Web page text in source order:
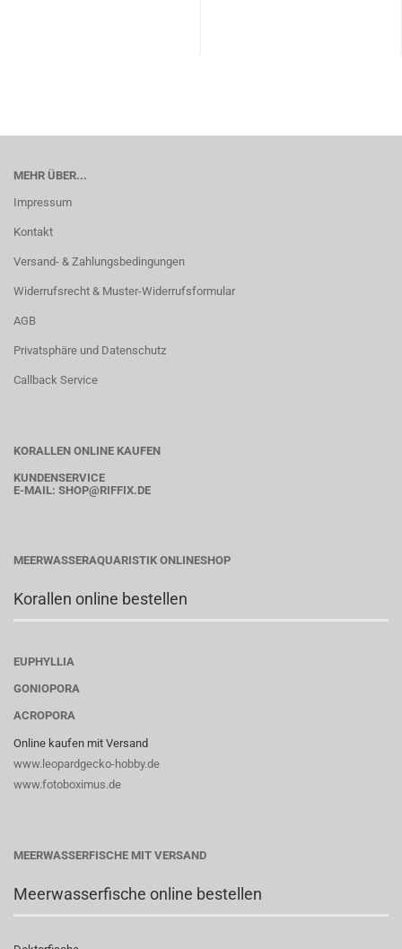
MEHR ÜBER...
Impressum
Kontakt
Versand- & Zahlungsbedingungen
Widerrufsrecht & Muster-Widerrufsformular
AGB
Privatsphäre und Datenschutz
Callback Service
KORALLEN ONLINE KAUFEN
KUNDENSERVICE
E-MAIL: SHOP@RIFFIX.DE
MEERWASSERAQUARISTIK ONLINESHOP
Korallen online bestellen
EUPHYLLIA
GONIOPORA
ACROPORA
Online kaufen mit Versand
www.leopardgecko-hobby.de
www.fotoboximus.de
MEERWASSERFISCHE MIT VERSAND
Meerwasserfische online bestellen